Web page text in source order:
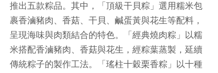
推出五款粽品。其中，「頂級干貝粽」選用糯米包
裹香滷豬肉、香菇、干貝、鹹蛋黃與花生等配料，
呈現海味與肉類結合的特色。「經典燒肉粽」以糯
米搭配香滷豬肉、香菇與花生，經粽葉蒸製，延續
傳統粽子的製作工法。「瑤柱十穀栗香粽」以十種